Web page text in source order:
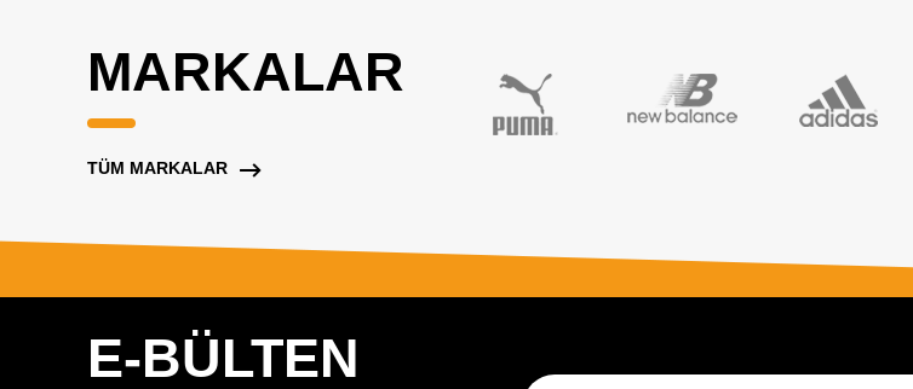
MARKALAR
TÜM MARKALAR
E-BÜLTEN